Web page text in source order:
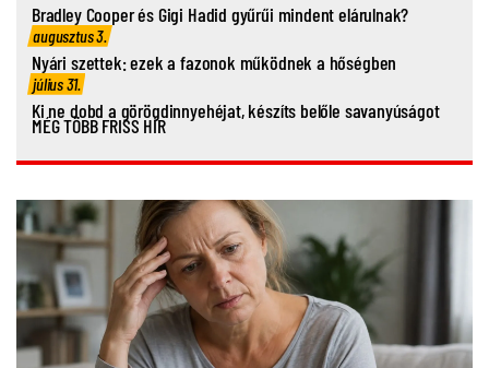
Bradley Cooper és Gigi Hadid gyűrűi mindent elárulnak?
augusztus 3.
Nyári szettek: ezek a fazonok működnek a hőségben
július 31.
Ki ne dobd a görögdinnyehéjat, készíts belőle savanyúságot
MÉG TÖBB FRISS HÍR